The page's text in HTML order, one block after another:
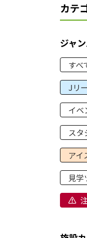
カテ
ジャ
すべ
Jリ
イベ
スタ
アイ
見学